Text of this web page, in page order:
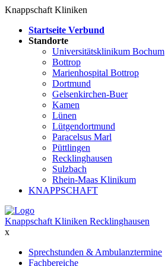
Knappschaft Kliniken
Startseite Verbund
Standorte
Universitätsklinikum Bochum
Bottrop
Marienhospital Bottrop
Dortmund
Gelsenkirchen-Buer
Kamen
Lünen
Lütgendortmund
Paracelsus Marl
Püttlingen
Recklinghausen
Sulzbach
Rhein-Maas Klinikum
KNAPPSCHAFT
Knappschaft Kliniken Recklinghausen
x
Sprechstunden & Ambulanztermine
Fachbereiche